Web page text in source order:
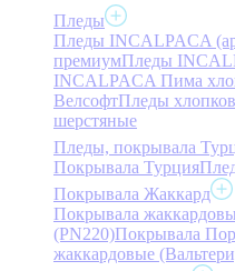
Пледы
Пледы INCALPACA
премиумПледы
INCALPACA Пима
ВелсофтПледы
шерстяные
Пледы, покрывала
Покрывала Турция
Покрывала Жаккард
Покрывала
(PN220)Покрывала
жаккардовые